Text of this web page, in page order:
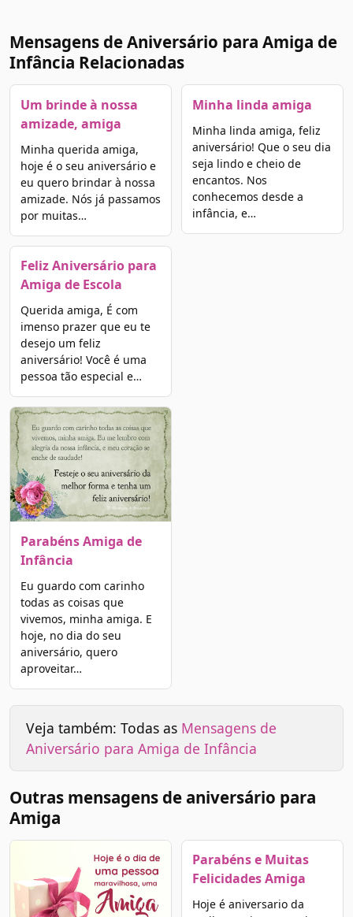
Mensagens de Aniversário para Amiga de
Infância Relacionadas
Um brinde à nossa
amizade, amiga
Minha querida amiga,
hoje é o seu aniversário e
eu quero brindar à nossa
amizade. Nós já passamos
por muitas…
Feliz Aniversário para
Amiga de Escola
Querida amiga, É com
imenso prazer que eu te
desejo um feliz
aniversário! Você é uma
pessoa tão especial e…
Parabéns Amiga de
Infância
Eu guardo com carinho
todas as coisas que
vivemos, minha amiga. E
hoje, no dia do seu
aniversário, quero
aproveitar…
Minha linda amiga
Minha linda amiga, feliz
aniversário! Que o seu dia
seja lindo e cheio de
encantos. Nos
conhecemos desde a
infância, e…
Veja também: Todas as Mensagens de
Aniversário para Amiga de Infância
Outras mensagens de aniversário para
Amiga
Parabéns e Muitas
Felicidades Amiga
Hoje é aniversario da